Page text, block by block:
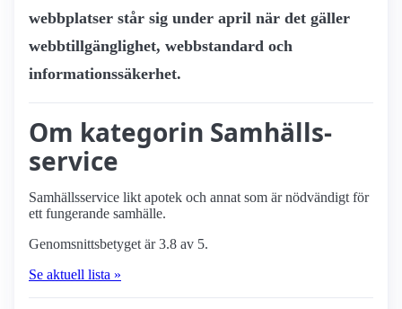
webbplatser står sig under april när det gäller
webbtillgänglighet, webbstandard och
informationssäkerhet.
Om kategorin Samhälls­
service
Samhälls­service likt apotek och annat som är nödvändigt för
ett fungerande samhälle.
Genomsnittsbetyget är 3.8 av 5.
Se aktuell lista »